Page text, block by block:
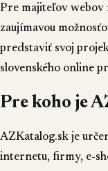
Pre majiteľov webov
zaujímavou
predstaviť svoj
slovenského online
Pre koho je
AZKatalog.sk je
internetu, firmy, e-